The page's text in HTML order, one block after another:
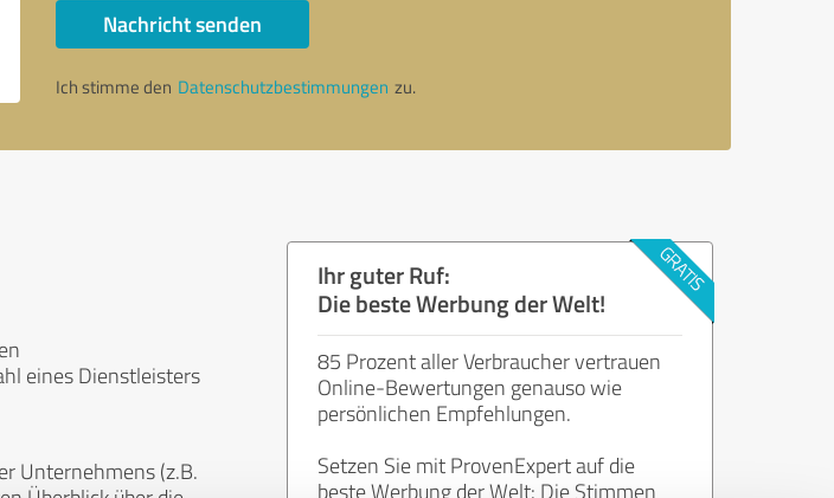
Nachricht senden
Ich stimme den Datenschutzbestimmungen zu.
eines Dienstleisters
Unternehmens (z.B.
Ihr guter Ruf:
Die beste Werbung der Welt!
85 Prozent aller Verbraucher vertrauen
Online-Bewertungen genauso wie
persönlichen Empfehlungen.
Setzen Sie mit ProvenExpert auf die
beste Werbung der Welt: Die Stimmen